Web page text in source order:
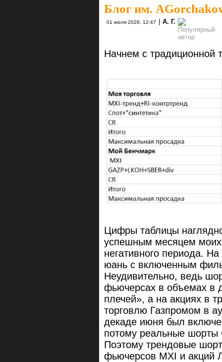
Блог им.
01 июля 2026, 12:47 А. Г.
Начнем с традиционной
Цифры таблицы
успешным месяцем моих
негативного периода.
юань с включенным
Неудивительно, ведь
фьючерсах в объемах в
плечей», а на акциях в
торговлю Газпромом в
декаде июня был
потому реальные шорты
Поэтому трендовые
фьючерсов MXI и акций